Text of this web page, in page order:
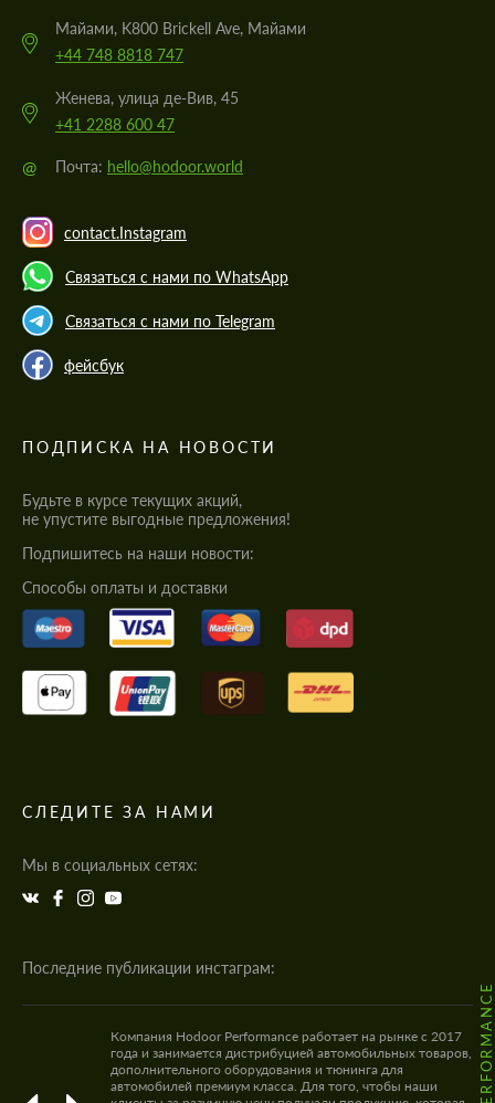
Майами, K800 Brickell Ave, Майами
+44 748 8818 747
Женева, улица де-Вив, 45
+41 2288 600 47
@ Почта: hello@hodoor.world
contact.Instagram
Связаться с нами по WhatsApp
Связаться с нами по Telegram
фейсбук
ПОДПИСКА НА НОВОСТИ
Будьте в курсе текущих акций,
не упустите выгодные предложения!
Подпишитесь на наши новости:
Cпособы оплаты и доставки
СЛЕДИТЕ ЗА НАМИ
Мы в социальных сетях:
Последние публикации инстаграм:
Компания Hodoor Performance работает на рынке с 2017
года и занимается дистрибуцией автомобильных товаров,
дополнительного оборудования и тюнинга для
автомобилей премиум класса. Для того, чтобы наши